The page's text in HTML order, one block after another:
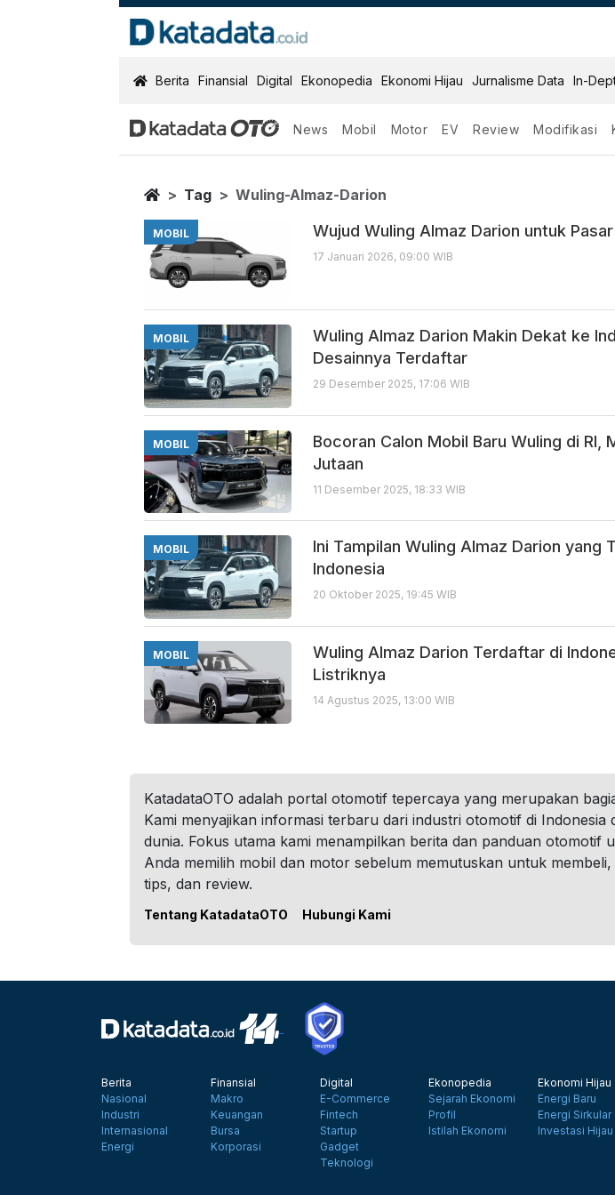
KatadataOTO
Berita Finansial Digital Ekonopedia Ekonomi Hijau Jurnalisme Data In-
News Mobil Motor EV Review Modifikasi
Wuling Almaz Darion
Berita Terbaru
Home
Tag Wuling-Almaz-Darion
MOBIL Wujud Wuling Almaz Darion untuk
17 Januari 2026, 09:00 WIB
MOBIL
Wuling Almaz Darion Makin Dekat ke
Desainnya Terdaftar
29 Desember 2025, 17:06 WIB
MOBIL
Bocoran Calon Mobil Baru Wuling di RI,
Jutaan
11 Desember 2025, 18:33 WIB
MOBIL
Ini Tampilan Wuling Almaz Darion yang
Indonesia
20 Oktober 2025, 19:45 WIB
MOBIL
Wuling Almaz Darion Terdaftar di
Listriknya
14 Agustus 2025, 13:00 WIB
KatadataOTO adalah portal otomotif tepercaya yang merupakan
Kami menyajikan informasi terbaru dari industri otomotif di Indonesia
dunia. Fokus utama kami menampilkan berita dan panduan otomotif
Anda memilih mobil dan motor sebelum memutuskan untuk
tips, dan review.
Tentang KatadataOTO Hubungi Kami
Berita
Nasional
Industri
Internasional
Energi
Finansial
Makro
Keuangan
Bursa
Korporasi
Digital
E-Commerce
Fintech
Startup
Gadget
Teknologi
Ekonopedia
Sejarah Ekonomi
Profil
Istilah Ekonomi
Ekonomi Hijau
Energi Baru
Energi Sirkular
Investasi Hijau